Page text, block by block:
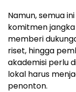
Namun, semua
komitmen
memberi
riset, hingga
akademisi perlu
lokal harus
penonton.